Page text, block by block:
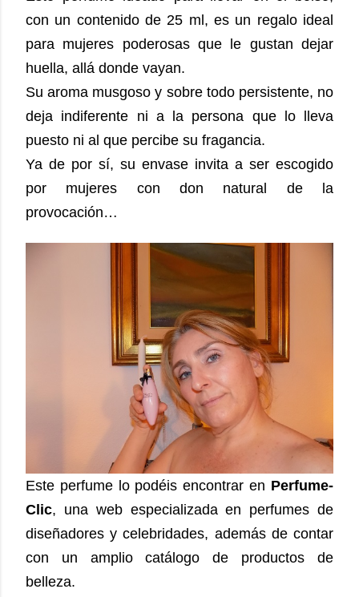
con un contenido de 25 ml, es un regalo ideal
para mujeres poderosas que le gustan dejar
huella, allá donde vayan.
Su aroma musgoso y sobre todo persistente, no
deja indiferente ni a la persona que lo lleva
puesto ni al que percibe su fragancia.
Ya de por sí, su envase invita a ser escogido
por mujeres con don natural de la
provocación…
Este perfume lo podéis encontrar en Perfume-
Clic, una web especializada en perfumes de
diseñadores y celebridades, además de contar
con un amplio catálogo de productos de
belleza.